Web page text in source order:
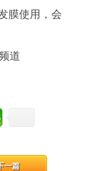
膜使用，会
道
一篇